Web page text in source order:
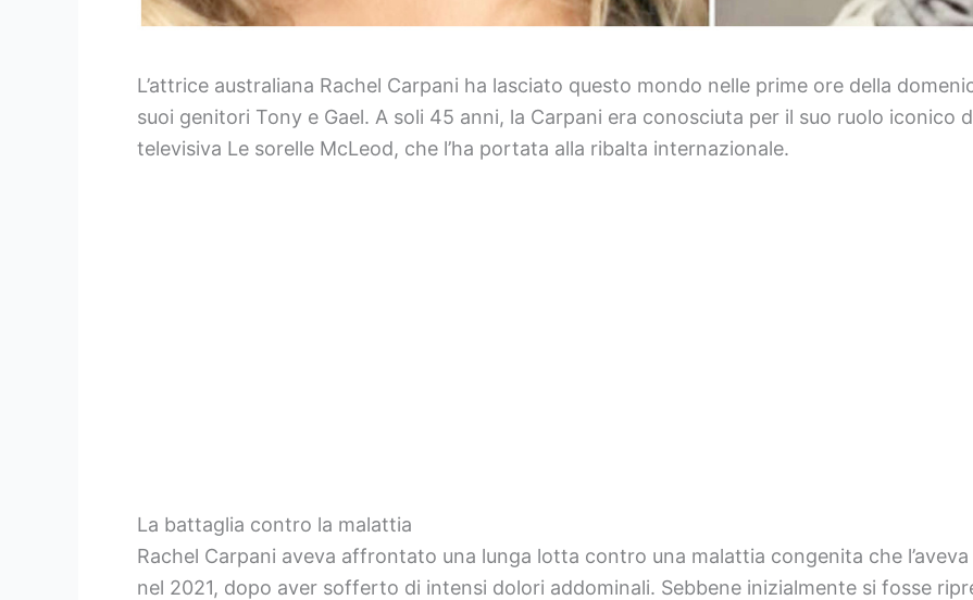
L’attrice australiana Rachel Carpani ha lasciato questo mondo nelle prime ore della
suoi genitori Tony e Gael. A soli 45 anni, la Carpani era conosciuta per il suo ruolo iconico
televisiva Le sorelle McLeod, che l’ha portata alla ribalta internazionale.
La battaglia contro la malattia
Rachel Carpani aveva affrontato una lunga lotta contro una malattia congenita che
nel 2021, dopo aver sofferto di intensi dolori addominali. Sebbene inizialmente si fosse